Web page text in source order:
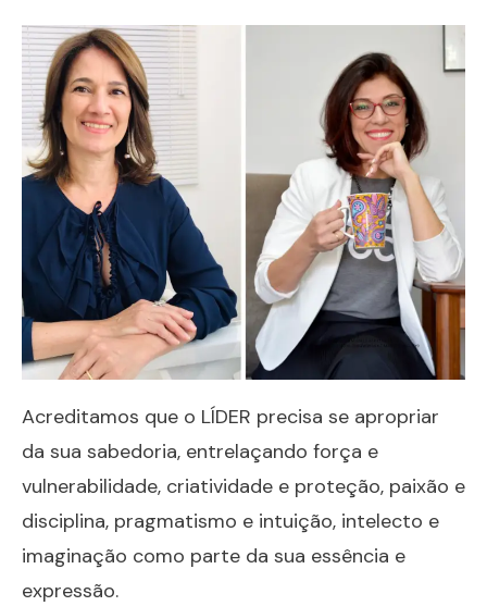
Acreditamos que o LÍDER precisa se apropriar
da sua sabedoria, entrelaçando força e
vulnerabilidade, criatividade e proteção, paixão e
disciplina, pragmatismo e intuição, intelecto e
imaginação como parte da sua essência e
expressão.